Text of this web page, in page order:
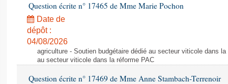
Question écrite n° 17465 de Mme Marie Pochon
Date de
dépôt :
04/08/2026
agriculture - Soutien budgétaire dédié au secteur viticole dans
au secteur viticole dans la réforme PAC
Question écrite n° 17469 de Mme Anne Stambach-Terrenoir